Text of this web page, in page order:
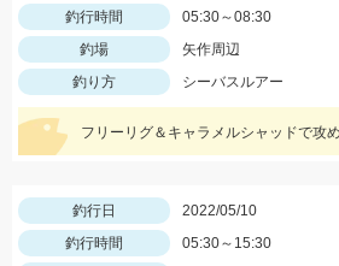
釣行時間
05:30～08:30
釣場
矢作周辺
釣り方
シーバスルアー
フリーリグ＆キャラメルシャッドで攻
釣行日
2022/05/10
釣行時間
05:30～15:30